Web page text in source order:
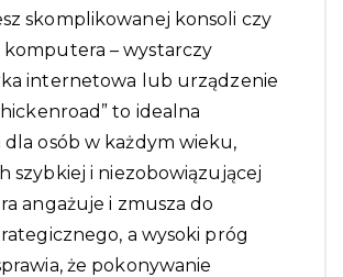
skomplikowanej konsoli czy
– wystarczy
internetowa lub urządzenie
” to idealna
osób w każdym wieku,
szybkiej i niezobowiązującej
angażuje i zmusza do
a wysoki próg
że pokonywanie